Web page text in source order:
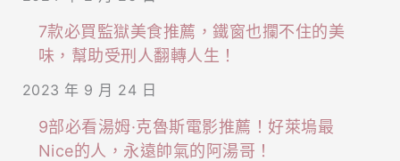
千
7款必買監獄美食推薦，鐵窗也攔不住的美
味，幫助受刑人翻轉人生！
2023 年 9 月 24 日
9部必看湯姆·克魯斯電影推薦！好萊塢最
Nice的人，永遠帥氣的阿湯哥！